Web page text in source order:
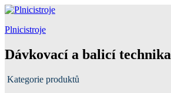
Plnicistroje
Dávkovací a balicí technika
Kategorie produktů